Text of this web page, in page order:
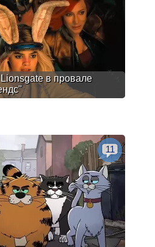
в провале
11